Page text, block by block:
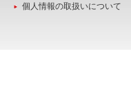
個人情報の取扱いについて